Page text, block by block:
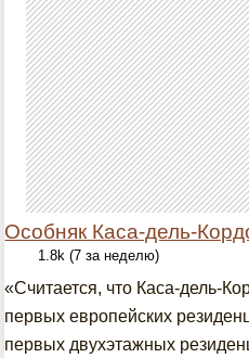
Особняк Каса-дель-
1.8k (7 за неделю)
«Считается, что Каса-дель-
первых европейских
первых двухэтажных